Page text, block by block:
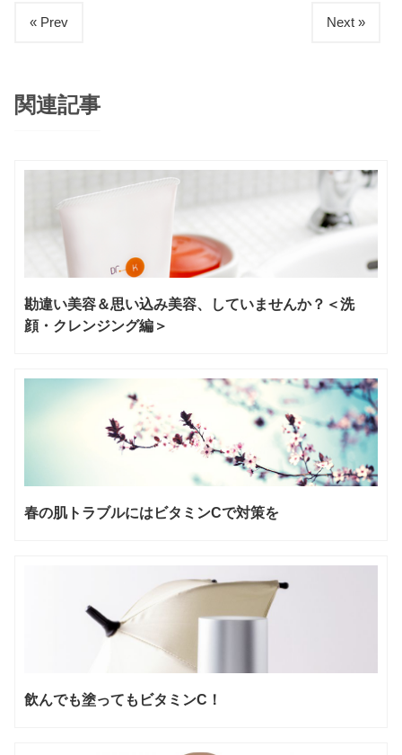
« Prev Next »
関連記事
勘違い美容＆思い込み美容、していませんか？＜洗
顔・クレンジング編＞
春の肌トラブルにはビタミンCで対策を
飲んでも塗ってもビタミンC！